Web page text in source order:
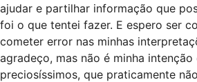
ajudar e partilhar informação que
foi o que tentei fazer. E espero ser
cometer error nas minhas
agradeço, mas não é minha intenção
preciosíssimos, que praticamente